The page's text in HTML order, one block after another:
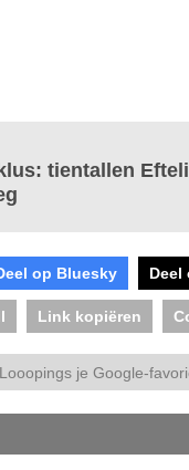
tientallen
op Bluesky Deel
Link kopiëren
je Google-